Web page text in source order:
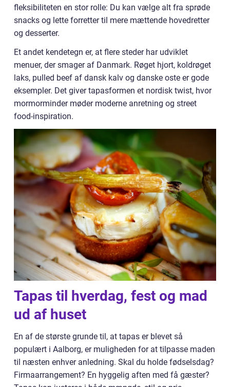
fleksibiliteten en stor rolle: Du kan vælge alt fra sprøde
snacks og lette forretter til mere mættende hovedretter
og desserter.
Et andet kendetegn er, at flere steder har udviklet
menuer, der smager af Danmark. Røget hjort, koldrøget
laks, pulled beef af dansk kalv og danske oste er gode
eksempler. Det giver tapasformen et nordisk twist, hvor
mormorminder møder moderne anretning og street
food-inspiration.
Tapas til hverdag, fest og mad
ud af huset
En af de største grunde til, at tapas er blevet så
populært i Aalborg, er muligheden for at tilpasse maden
til næsten enhver anledning. Skal du holde fødselsdag?
Firmaarrangement? En hyggelig aften med få gæster?